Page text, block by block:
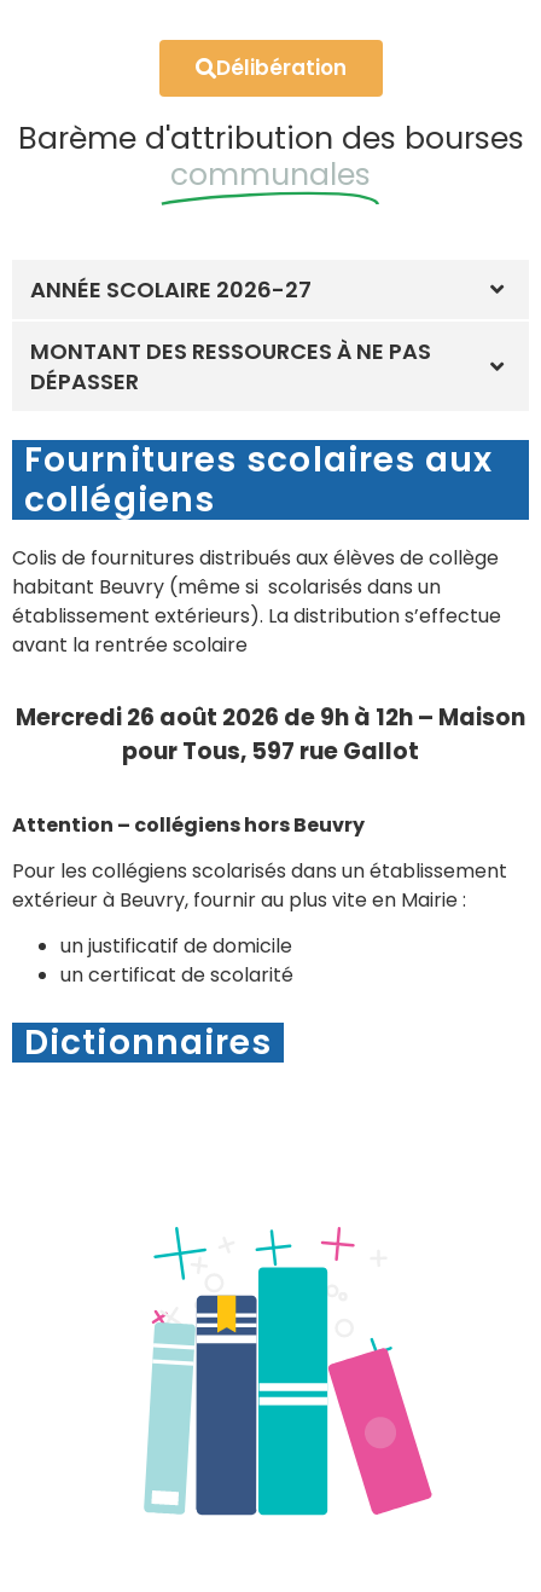
Délibération
Barème d'attribution des bourses
communales
ANNÉE SCOLAIRE 2026-27
MONTANT DES RESSOURCES À NE PAS
DÉPASSER
Fournitures scolaires aux
collégiens
Colis de fournitures distribués aux élèves de collège
habitant Beuvry (même si scolarisés dans un
établissement extérieurs). La distribution s’effectue
avant la rentrée scolaire
Mercredi 26 août 2026 de 9h à 12h – Maison
pour Tous, 597 rue Gallot
Attention – collégiens hors Beuvry
Pour les collégiens scolarisés dans un établissement
extérieur à Beuvry, fournir au plus vite en Mairie :
un justificatif de domicile
un certificat de scolarité
Dictionnaires